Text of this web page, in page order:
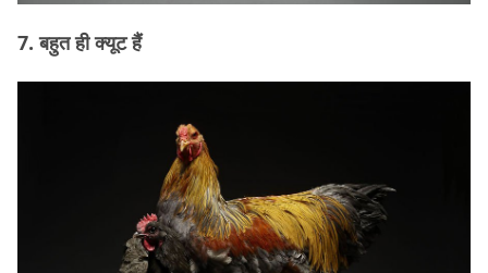
7. बहुत ही क्यूट हैं